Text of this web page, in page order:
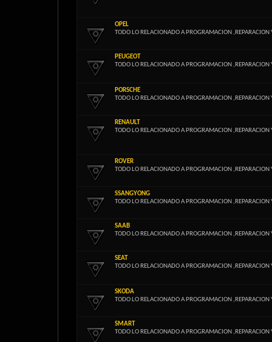
OPEL
TODO LO RELACIONADO A PROGRAMACION ,REPARACION
PEUGEOT
TODO LO RELACIONADO A PROGRAMACION ,REPARACION
PORSCHE
TODO LO RELACIONADO A PROGRAMACION ,REPARACION
RENAULT
TODO LO RELACIONADO A PROGRAMACION ,REPARACION
ROVER
TODO LO RELACIONADO A PROGRAMACION ,REPARACION
SSANGYONG
TODO LO RELACIONADO A PROGRAMACION ,REPARACION
SAAB
TODO LO RELACIONADO A PROGRAMACION ,REPARACION
SEAT
TODO LO RELACIONADO A PROGRAMACION ,REPARACION
SKODA
TODO LO RELACIONADO A PROGRAMACION ,REPARACION
SMART
TODO LO RELACIONADO A PROGRAMACION ,REPARACION